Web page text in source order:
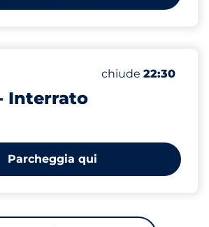
Interrato
architettonicheNumero di posti
Posti totali
Venerdì
chiude 22:30
Parcheggia qui